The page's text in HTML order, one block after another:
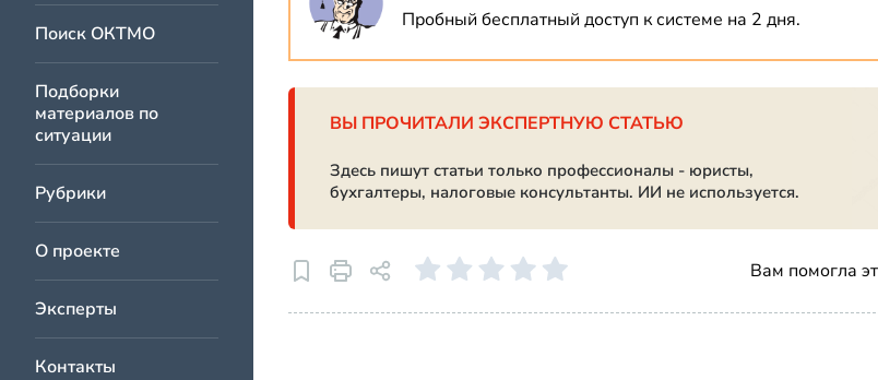
Поиск ОКТМО
Подборки
материалов по
ситуации
Рубрики
О проекте
Эксперты
Контакты
Пробный бесплатный доступ к системе на 2 дня.
ВЫ ПРОЧИТАЛИ ЭКСПЕРТНУЮ СТАТЬЮ
Здесь пишут статьи только профессионалы - юристы,
бухгалтеры, налоговые консультанты. ИИ не используется.
Вам помогла